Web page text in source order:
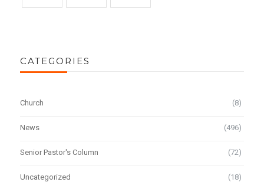
CATEGORIES
Church (8)
News (496)
Senior Pastor's Column (72)
Uncategorized (18)